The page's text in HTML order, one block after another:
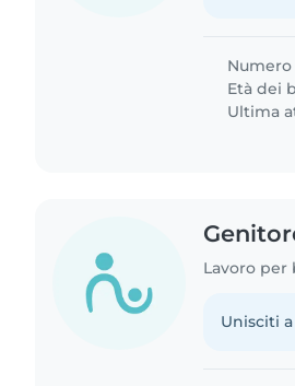
Numero
Età dei
Ultima
Lavoro per
Unisciti